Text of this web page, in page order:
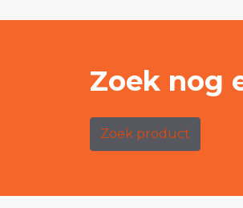
Zoek nog
Zoek product